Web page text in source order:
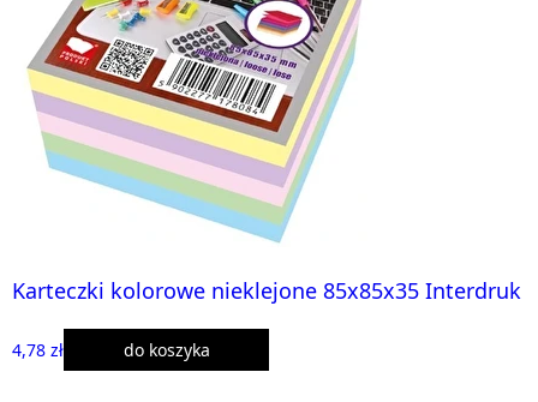
Karteczki kolorowe nieklejone 85x85x35 Interdruk
4,78 zł do koszyka